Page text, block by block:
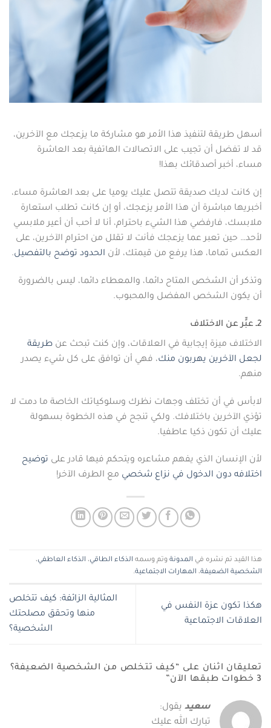
أسهل طريقة لتنفيذ هذا الأمر هو مشاركة ما يزعجك مع الآخرين،
قد لا تفضل أن تجيب على الاتصالات الهاتفية بعد العاشرة
مساء، أخبر أصدقائك بهذا!
إن كانت لديك صديقة تتصل عليك يوميا على بعد العاشرة مساء،
أخبريها مباشرة أن هذا الأمر يزعجك، أو إن كانت تطلب استعارة
ملابسك، فارفضي هذا الشيء باحترام، أنا لا أحب أن أعير ملابسي
لأحد… حين تعبر عما يزعجك فأنت لا تقلل من احترام الآخرين، على
العكس تماما، هذا يرفع من قيمتك، لأن الحدود توضح بالتفصيل.
وتذكر أن الشخص المتاح دائما، والمعطاء دائما، ليس بالضرورة
أن يكون الشخص المفضل والمحبوب.
2ـ عبٍّر عن الاختلاف
الاختلاف ميزة إيجابية في العلاقات، وإن كنت تبحث عن طريقة
لجعل الآخرين يهربون منك، فهي أن توافق على كل شيء يصدر
منهم.
لابأس في أن تختلف وجهات نظرك وسلوكياتك الخاصة ما دمت لا
تؤذي الآخرين باختلافك. ولكي تنجح في هذه الخطوة بسهولة
عليك أن تكون ذكيا عاطفيا.
لأن الإنسان الذي يفهم مشاعره ويتحكم فيها قادر على توضيح
اختلافه دون الدخول في نزاع شخصي مع الطرف الآخر!
هذا القيد تم نشره في المدونة وتم وسمه الذكاء الطاقي، الذكاء العاطفي،
الشخصية الضعيفة، المهارات الاجتماعية.
هكذا تكون عزة النفس في
العلاقات الاجتماعية
المثالية الزائفة: كيف تتخلص
منها وتحقق مصلحتك
الشخصية؟
تعليقان اثنان على “كيف تتخلص من الشخصية الضعيفة؟
3 خطوات طبقها الآن
”
سعيد يقول:
تبارك الله عليك